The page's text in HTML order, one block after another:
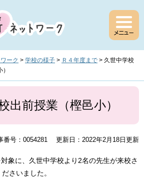
ーク > 学校の様子 > Ｒ４年度まで > 久世中学校
出前授業（樫邑小）
番号：0054281 更新日：2022年2月18日更新
象に、久世中学校より2名の先生が来校さ
さいました。